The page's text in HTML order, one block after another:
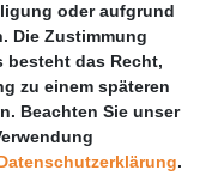
oder aufgrund
Die Zustimmung
besteht das Recht,
zu einem späteren
Beachten Sie unser
.